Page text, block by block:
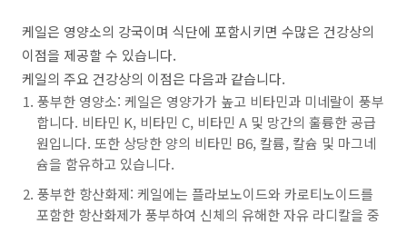
케일은 영양소의 강국이며 식단에 포함시키면 수많은 건강상의
이점을 제공할 수 있습니다.
케일의 주요 건강상의 이점은 다음과 같습니다.
풍부한 영양소: 케일은 영양가가 높고 비타민과 미네랄이 풍부
합니다. 비타민 K, 비타민 C, 비타민 A 및 망간의 훌륭한 공급
원입니다. 또한 상당한 양의 비타민 B6, 칼륨, 칼슘 및 마그네
슘을 함유하고 있습니다.
풍부한 항산화제: 케일에는 플라보노이드와 카로티노이드를
포함한 항산화제가 풍부하여 신체의 유해한 자유 라디칼을 중